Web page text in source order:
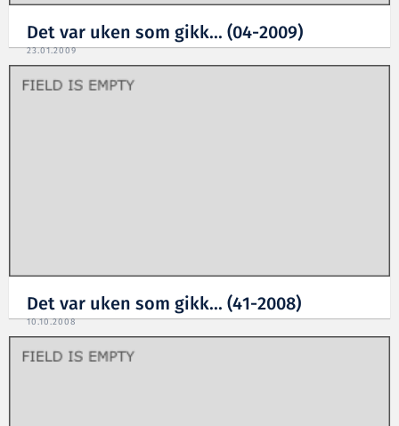
Det var uken som gikk... (04-2009)
23.01.2009
Det var uken som gikk... (41-2008)
10.10.2008